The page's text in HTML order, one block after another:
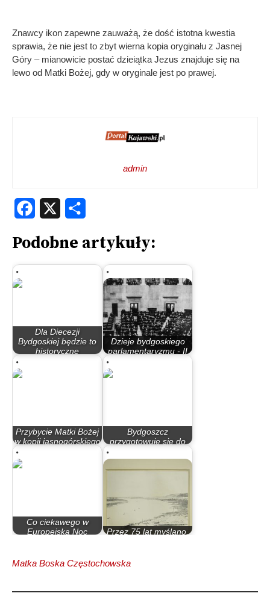
Znawcy ikon zapewne zauważą, że dość istotna kwestia
sprawia, że nie jest to zbyt wierna kopia oryginału z Jasnej
Góry – mianowicie postać dzieiątka Jezus znajduje się na
lewo od Matki Bożej, gdy w oryginale jest po prawej.
admin
Facebook
Podobne artykuły:
Dla Diecezji
Bydgoskiej będzie to
historyczne
Dzieje bydgoskiego
parlamentaryzmu - II
Przybycie Matki Bożej
w kopii jasnogórskiego
Bydgoszcz
przygotowuje się do
nawiedzenia przez…
Co ciekawego w
Europejską Noc
Przez 75 lat myślano,
Matka Boska Częstochowska